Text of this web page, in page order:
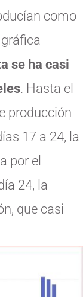
como
se ha casi
. Hasta el
producción
17 a 24, la
por el
24, la
que casi